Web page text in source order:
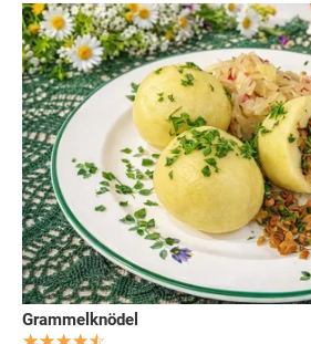
Grammelknödel